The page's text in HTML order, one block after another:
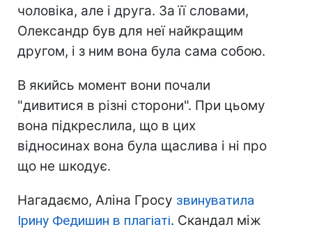
чоловіка, але і друга. За її словами,
Олександр був для неї найкращим
другом, і з ним вона була сама собою.
В якийсь момент вони почали
"дивитися в різні сторони". При цьому
вона підкреслила, що в цих
відносинах вона була щаслива і ні про
що не шкодує.
Нагадаємо, Аліна Гросу звинуватила
Ірину Федишин в плагіаті. Скандал між